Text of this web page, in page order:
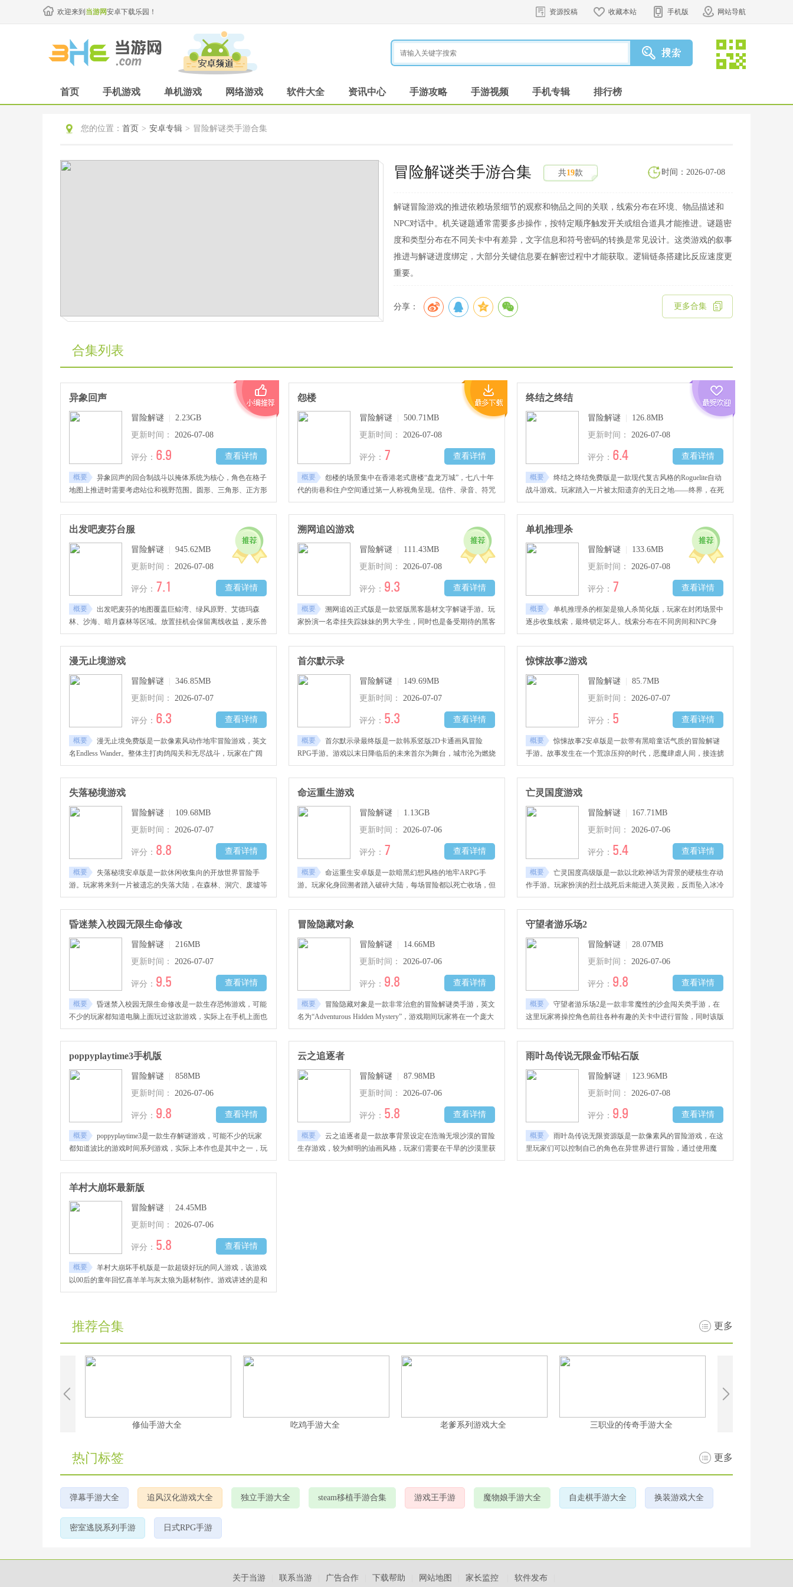
欢迎来到 当游网安卓下载乐园！ 资源投稿 收藏本站 手机版 网站导航
首页 手机游戏 单机游戏 网络游戏 软件大全 资讯中心 手游攻略 手游视频 手机专辑 排行榜
您的位置： 首页 > 安卓专辑 > 冒险解谜类手游合集
冒险解谜类手游合集 共19款 时间：2026-07-08
解谜冒险游戏的推进依赖场景细节的观察和物品之间的关联，线索分布在环境、物品描述和
NPC对话中。机关谜题通常需要多步操作，按特定顺序触发开关或组合道具才能推进。谜题密
度和类型分布在不同关卡中有差异，文字信息和符号密码的转换是常见设计。这类游戏的叙事
推进与解谜进度绑定，大部分关键信息要在解密过程中才能获取。逻辑链条搭建比反应速度更
重要。
分享： 更多合集
合集列表
异象回声
冒险解谜
2.23GB
更新时间：
2026-07-08
查看详情
评分： 6.9
概要
异象回声的回合制战斗以掩体系统为核心，角色在格子
地图上推进时需要考虑站位和视野范围。圆形、三角形、正方形
三种属性互相克制，攻击方属性优势时伤害系数会变动。解谜环
节作为推进主线的手段，内购抽卡是角色获取的主要方式，养成
线包括等级和技能两个维度，材料获取周期受日常体力限制。
怨楼
冒险解谜
500.71MB
更新时间：
2026-07-08
查看详情
评分： 7
概要
怨楼的场景集中在香港老式唐楼“盘龙万城”，七八十年
代的街巷和住户空间通过第一人称视角呈现。信件、录音、符咒
这些线索分布在楼内不同位置，部分线索需要推进剧情后才可获
取。角色视角切换影响可获取的信息范围，多结局的分支由关键
节点的选择决定。粤语配音对氛围的塑造有一定的加成。
终结之终结
冒险解谜
126.8MB
更新时间：
2026-07-08
查看详情
评分： 6.4
概要
终结之终结免费版是一款现代复古风格的Roguelite自动
战斗游戏。玩家踏入一片被太阳遗弃的无日之地——终界，在死
亡与重生的无尽循环中搜刮战利品、解锁强力道具与能力。战斗
以回合制自动展开，无需频繁手动操作。核心乐趣在于探索路
线、搭配装备与技能词条，组合出不断演化的强力构筑。每一次
失败都会转化为新的力量，推动下一次更深入的探索。在反复轮
回中净化地牢、遗迹与荒野，将盘踞此地的邪恶彻底驱逐。
出发吧麦芬台服
冒险解谜
945.62MB
更新时间：
2026-07-08
查看详情
评分： 7.1
概要
出发吧麦芬的地图覆盖巨鲸湾、绿风原野、艾德玛森
林、沙海、暗月森林等区域。放置挂机会保留离线收益，麦乐兽
在战斗开始时触发增益效果，增伤和加防的触发类型受当前技能
搭配影响。双人组队可共享副本进度，但Boss掉落独立。职业分
战士、法师、游侠等，技能加点方向决定输出曲线的类型。
溯网追凶游戏
冒险解谜
111.43MB
更新时间：
2026-07-08
查看详情
评分： 9.3
概要
溯网追凶正式版是一款竖版黑客题材文字解谜手游。玩
家扮演一名牵挂失踪妹妹的男大学生，同时也是备受期待的黑客
新星。仅凭一部手机，穿梭于各个信息渠道搜集电子痕迹，运用
黑客手段破解加密信息。一边解决接踵而至的棘手案件，一边在
茫茫数据海洋中搜寻妹妹的蛛丝马迹。游戏以文字解谜为核心，
单机推理杀
冒险解谜
133.6MB
更新时间：
2026-07-08
查看详情
评分： 7
概要
单机推理杀的框架是狼人杀简化版，玩家在封闭场景中
逐步收集线索，最终锁定坏人。线索分布在不同房间和NPC身
上，部分线索需要前置信息解锁才能获取。角色身份固定，阵营
划分简单，没有夜间环节。推理过程依赖文本阅读和证据比对，
解法路径相对固定。游戏时长控制在单次一小时内，适合零散时
漫无止境游戏
冒险解谜
346.85MB
更新时间：
2026-07-07
查看详情
评分： 6.3
概要
漫无止境免费版是一款像素风动作地牢冒险游戏，英文
名Endless Wander。整体主打肉鸽闯关和无尽战斗，玩家在广阔
地图中自由探索，挑战不同关卡和模式，遇敌则靠走位、技能和
策略一路打过去。游戏里可获得装备、道具和符文提升角色实
力，组合出不同战斗流派，让每次冒险都有新的变化。战斗操作
整打法。
首尔默示录
冒险解谜
149.69MB
更新时间：
2026-07-07
查看详情
评分： 5.3
概要
首尔默示录最终版是一款韩系竖版2D卡通画风冒险
RPG手游。游戏以末日降临后的未来首尔为舞台，城市沦为燃烧
的废墟，幸存者躲入地下寻求生机。本作采用策略卡牌战斗玩
法，所有角色均以卡牌形式呈现，玩家收集不同英雄卡牌组建队
伍，探索城市废墟、打击敌人并完成各类任务挑战。游戏将韩式
手游玩。
惊悚故事2游戏
冒险解谜
85.7MB
更新时间：
2026-07-07
查看详情
评分： 5
概要
惊悚故事2安卓版是一款带有黑暗童话气质的冒险解谜
手游。故事发生在一个荒凉压抑的时代，恶魔肆虐人间，接连掳
走孩童并伤害森林居民，王国笼罩在恐惧之中。猎人家庭灾难降
临：男孩拉尔斯的妹妹埃莉被神秘“客人”带走，他侥幸逃生后决
心独自踏上寻妹之旅。玩家跟随拉尔斯视角，进入奇幻又危机四
压抑氛围，多结局分支让选择充满分量，每次决定都可能引向不
失落秘境游戏
冒险解谜
109.68MB
更新时间：
2026-07-07
查看详情
评分： 8.8
概要
失落秘境安卓版是一款休闲收集向的开放世界冒险手
游。玩家将来到一片被遗忘的失落大陆，在森林、洞穴、废墟等
区域自由探索。游戏采用低多边形画风与3D转2D的独特视觉表
现，整个世界既安静又神秘，仿佛每一寸土地都藏着旧日秘密。
玩法上可以采集资源、刷怪战斗、破解机关，也能收集记忆碎片
都像是在替这片被遗忘的土地翻开一小段旧故事。
命运重生游戏
冒险解谜
1.13GB
更新时间：
2026-07-06
查看详情
评分： 7
概要
命运重生安卓版是一款暗黑幻想风格的地牢ARPG手
游。玩家化身回溯者踏入破碎大陆，每场冒险都以死亡收场，但
每次重生都让真相更清晰。废墟与遗迹散布在大地各处，踏入其
中收集锈蚀武器和残破日记，与畸变怪物展开生死搏斗。NPC低
语中藏着线索碎片，拼接起来指向灾变根源。角色培养体系涵盖
画风配合轮回叙事，每次倒下后重新站起，都在逼近那打破闭环
亡灵国度游戏
冒险解谜
167.71MB
更新时间：
2026-07-06
查看详情
评分： 5.4
概要
亡灵国度高级版是一款以北欧神话为背景的硬核生存动
作手游。玩家扮演的烈士战死后未能进入英灵殿，反而坠入冰冷
幽暗的冥界疆域。这片土地上瘴气弥漫、怪物横行，食物短缺与
严寒时刻威胁存亡。从拾取第一块燧石开始，砍树挖矿建造庇护
所，狩猎剥皮制作皮甲，下矿洞采集硫磺与铁矿。炼金锅里熬煮
地下深处盘踞尸鬼与石巨人。只有活下去才能寻找传说中通往瓦
尔哈拉的裂隙，让战魂重获荣光。每一步都关乎生死，每一次探
昏迷禁入校园无限生命修改
冒险解谜
216MB
更新时间：
2026-07-07
查看详情
评分： 9.5
概要
昏迷禁入校园无限生命修改是一款生存恐怖游戏，可能
不少的玩家都知道电脑上面玩过这款游戏，实际上在手机上面也
有着相对应的版本。
冒险隐藏对象
冒险解谜
14.66MB
更新时间：
2026-07-06
查看详情
评分： 9.8
概要
冒险隐藏对象是一款非常治愈的冒险解谜类手游，英文
名为“Adventurous Hidden Mystery”，游戏期间玩家将在一个庞大
的世界中进行冒险，你需要寻找出隐藏起来的物体，每一次点击
错误的对象。
守望者游乐场2
冒险解谜
28.07MB
更新时间：
2026-07-06
查看详情
评分： 9.8
概要
守望者游乐场2是一款非常魔性的沙盒闯关类手游，在
这里玩家将操控角色前往各种有趣的关卡中进行冒险，同时该版
本不再是地面格斗，而是将战场放在了空中，给玩家带来更好的
体验。
poppyplaytime3手机版
冒险解谜
858MB
更新时间：
2026-07-06
查看详情
评分： 9.8
概要
poppyplaytime3是一款生存解谜游戏，可能不少的玩家
都知道波比的游戏时间系列游戏，实际上本作也是其中之一，玩
家会在这个游戏里面看到各种各异的怪物。
云之追逐者
冒险解谜
87.98MB
更新时间：
2026-07-06
查看详情
评分： 5.8
概要
云之追逐者是一款故事背景设定在浩瀚无垠沙漠的冒险
生存游戏，较为鲜明的油画风格，玩家们需要在干旱的沙漠里获
取的重要资源，在城镇中交换各种物品避开隐藏在云层周围的大
雨叶岛传说无限金币钻石版
冒险解谜
123.96MB
更新时间：
2026-07-08
查看详情
评分： 9.9
概要
雨叶岛传说无限资源版是一款像素风的冒险游戏，在这
里玩家们可以控制自己的角色在异世界进行冒险，通过使用魔
杖、弓箭、长矛、暗器等多种武器消灭魔物，以及利用炸弹、藏
羊村大崩坏最新版
冒险解谜
24.45MB
更新时间：
2026-07-06
查看详情
评分： 5.8
概要
羊村大崩坏手机版是一款超级好玩的同人游戏，该游戏
以00后的童年回忆喜羊羊与灰太狼为题材制作。游戏讲述的是和
平的羊村突然出现了大崩坏。
推荐合集 更多
修仙手游大全 吃鸡手游大全 老爹系列游戏大全 三职业的传奇手游大全
热门标签 更多
弹幕手游大全 追风汉化游戏大全 独立手游大全 steam移植手游合集 游戏王手游 魔物娘手游大全 自走棋手游大全 换装游戏大全
密室逃脱系列手游 日式RPG手游
关于当游 联系当游 广告合作 下载帮助 网站地图 家长监控 软件发布